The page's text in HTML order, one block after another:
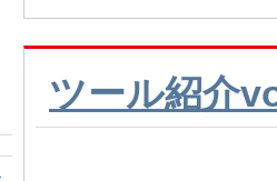
ツール紹介